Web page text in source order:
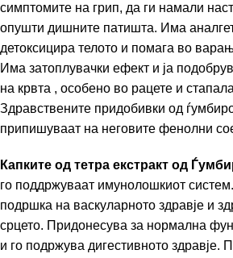
симптомите на грип, да ги намали
опушти дишните патишта. Има
детоксицира телото и помага во
Има затоплувачки ефект и ја
на крвта , особено во рацете и
Здравствените придобивки од
припишуваат на неговите фенолни
Капките од тетра екстракт од
го поддржуваат имунолошкиот
подршка на васкуларното здравје и
срцето. Придонесува за нормална
и го подржува дигестивното здравје.